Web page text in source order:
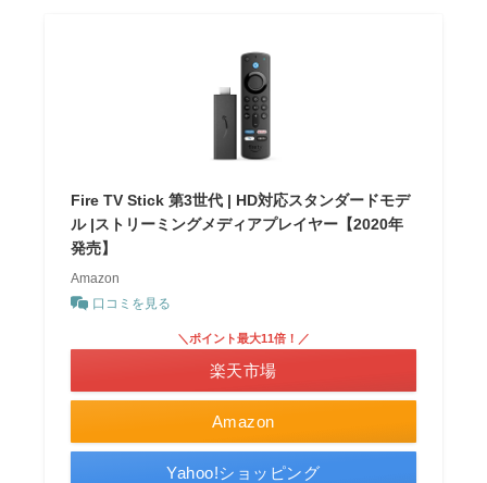
Fire TV Stick 第3世代 | HD対応スタンダードモデ
ル |ストリーミングメディアプレイヤー【2020年
発売】
Amazon
口コミを見る
Amazon
＼ポイント最大11倍！／
楽天市場
Yahoo!ショッピング